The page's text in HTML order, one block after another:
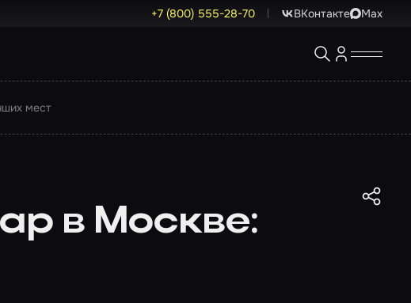
+7 (800) 555-28-70 ВКонтакте Max
мест
в Москве: